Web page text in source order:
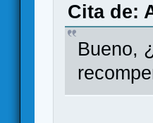
Cita de:
Bueno,